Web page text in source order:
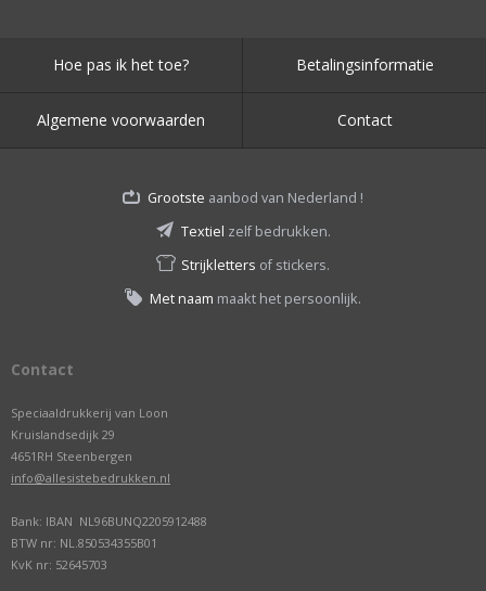
Hoe pas ik het toe? Betalingsinformatie
Algemene voorwaarden Contact
Grootste aanbod van Nederland !
Textiel zelf bedrukken.
Strijkletters of stickers.
Met naam maakt het persoonlijk.
Contact
Speciaaldrukkerij van Loon
Kruislandsedijk 29
4651RH Steenbergen
info@allesistebedrukken.nl
Bank: IBAN NL96BUNQ2205912488
BTW nr: NL.850534355B01
KvK nr: 52645703